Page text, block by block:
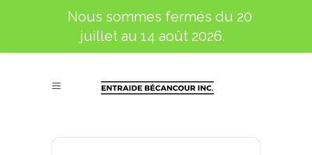
Nous sommes fermés du 20
juillet au 14 août 2026.